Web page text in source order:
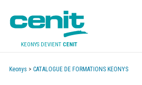
KEONYS DEVIENT CENIT
Keonys > CATALOGUE DE FORMATIONS KEONYS